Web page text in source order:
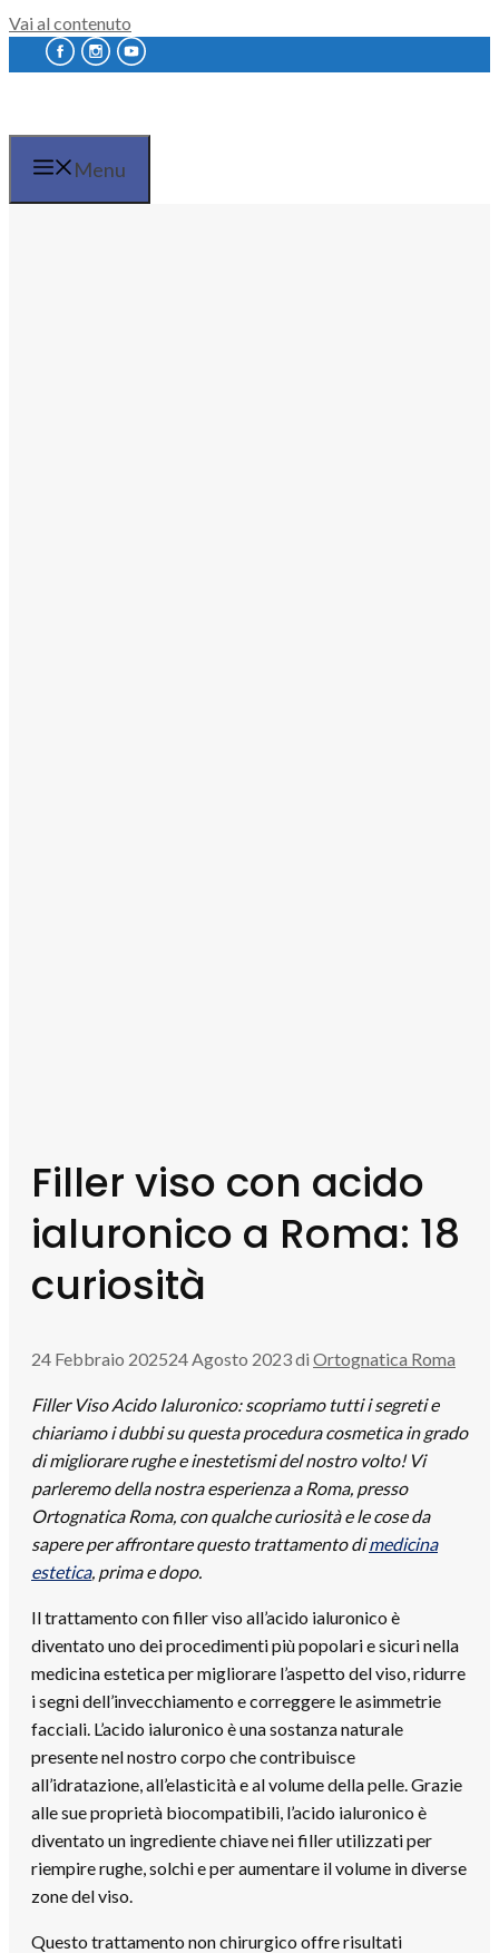
Vai al contenuto
Menu
Filler viso con acido
ialuronico a Roma: 18
curiosità
24 Febbraio 202524 Agosto 2023di Ortognatica Roma
Filler Viso Acido Ialuronico: scopriamo tutti i segreti e
chiariamo i dubbi su questa procedura cosmetica in grado
di migliorare rughe e inestetismi del nostro volto! Vi
parleremo della nostra esperienza a Roma, presso
Ortognatica Roma, con qualche curiosità e le cose da
sapere per affrontare questo trattamento dimedicina
estetica, prima e dopo.
Il trattamento con filler viso all’acido ialuronico è
diventato uno dei procedimenti più popolari e sicuri nella
medicina estetica per migliorare l’aspetto del viso, ridurre
i segni dell’invecchiamento e correggere le asimmetrie
facciali. L’acido ialuronico è una sostanza naturale
presente nel nostro corpo che contribuisce
all’idratazione, all’elasticità e al volume della pelle. Grazie
alle sue proprietà biocompatibili, l’acido ialuronico è
diventato un ingrediente chiave nei filler utilizzati per
riempire rughe, solchi e per aumentare il volume in diverse
zone del viso.
Questo trattamento non chirurgico offre risultati